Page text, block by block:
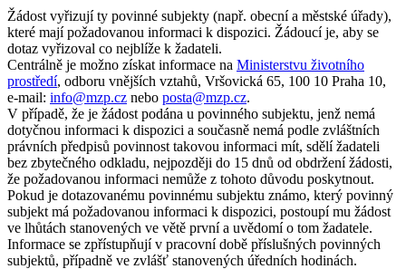
Žádost vyřizují ty povinné subjekty (např. obecní a městské úřady),
které mají požadovanou informaci k dispozici. Žádoucí je, aby se
dotaz vyřizoval co nejblíže k žadateli.
Centrálně je možno získat informace na Ministerstvu životního
prostředí, odboru vnějších vztahů, Vršovická 65, 100 10 Praha 10,
e-mail: info@mzp.cz nebo posta@mzp.cz.
V případě, že je žádost podána u povinného subjektu, jenž nemá
dotyčnou informaci k dispozici a současně nemá podle zvláštních
právních předpisů povinnost takovou informaci mít, sdělí žadateli
bez zbytečného odkladu, nejpozději do 15 dnů od obdržení žádosti,
že požadovanou informaci nemůže z tohoto důvodu poskytnout.
Pokud je dotazovanému povinnému subjektu známo, který povinný
subjekt má požadovanou informaci k dispozici, postoupí mu žádost
ve lhůtách stanovených ve větě první a uvědomí o tom žadatele.
Informace se zpřístupňují v pracovní době příslušných povinných
subjektů, případně ve zvlášť stanovených úředních hodinách.